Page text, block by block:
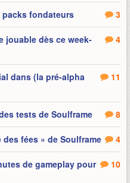
3
packs fondateurs
4
jouable dès ce week-
11
dans (la pré-alpha
8
tests de Soulframe
4
fées » de Soulframe
10
de gameplay pour